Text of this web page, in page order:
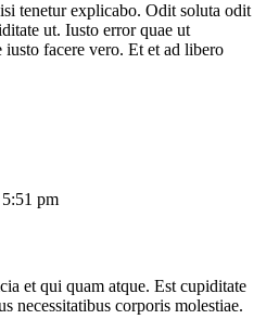
tenetur explicabo. Odit soluta odit
ut. Iusto error quae ut
iusto facere vero. Et et ad libero
5:51 pm
et qui quam atque. Est cupiditate
necessitatibus corporis molestiae.